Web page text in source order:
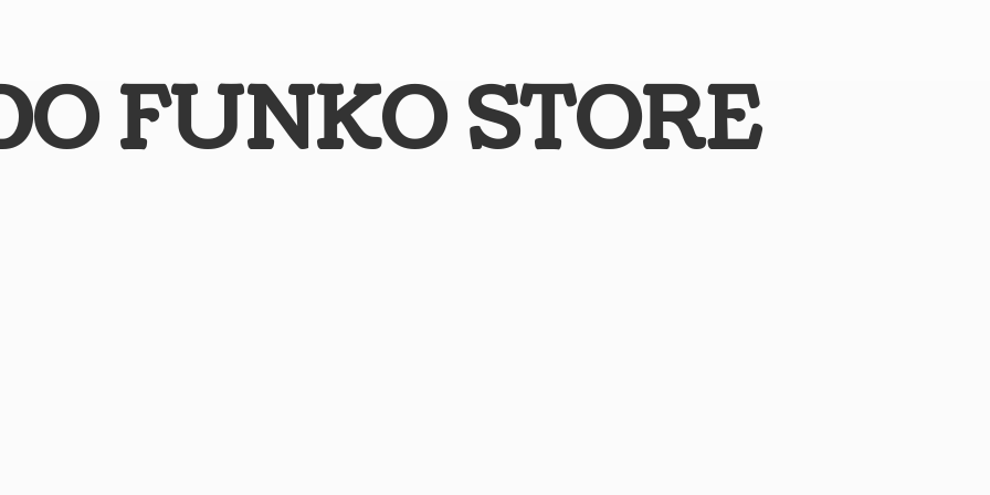
FUNKO STORE